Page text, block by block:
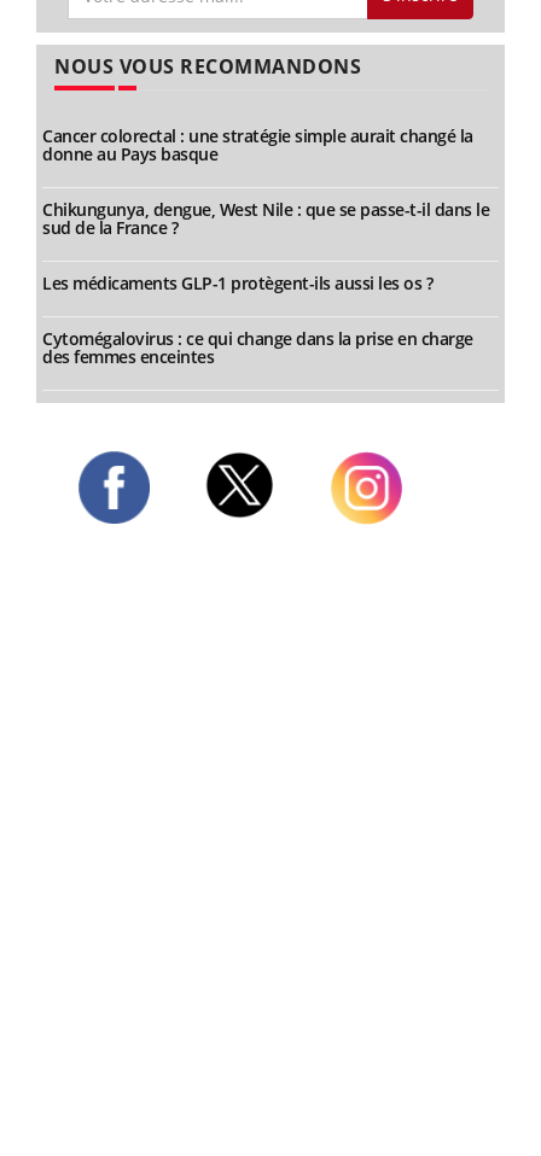
NOUS VOUS RECOMMANDONS
Cancer colorectal : une stratégie simple aurait changé la
donne au Pays basque
Chikungunya, dengue, West Nile : que se passe-t-il dans le
sud de la France ?
Les médicaments GLP-1 protègent-ils aussi les os ?
Cytomégalovirus : ce qui change dans la prise en charge
des femmes enceintes